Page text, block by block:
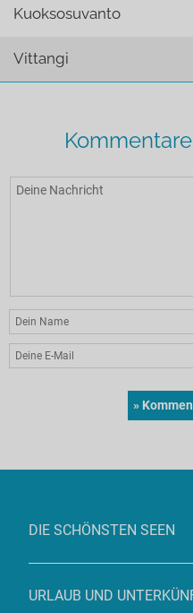
Kuoksosuvanto
Vittangi
DIE SCHÖNSTEN SEEN
URLAUB UND